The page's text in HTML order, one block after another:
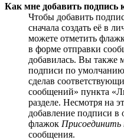
Как мне добавить подпись
Чтобы добавить
сначала создать её в
можете отметить
в форме отправки
добавилась. Вы также
подписи по
сделав
сообщений» пункта
разделе. Несмотря на
добавление подписи в
флажок Присоединить
сообщения.